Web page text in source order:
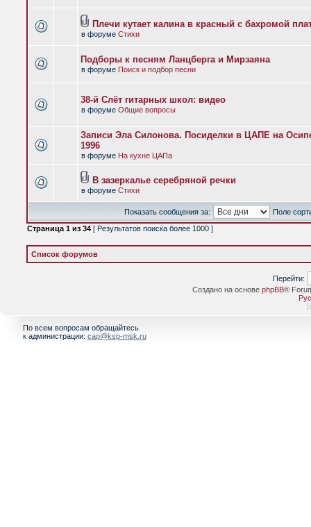
Плечи кутает калина в красный с бахромой
в форуме Стихи
Подборы к песням Ланцберга и Мирзаяна
в форуме Поиск и подбор песни
38-й Слёт гитарных школ: видео
в форуме Общие вопросы
Записи Эла Силонова. Посиделки в ЦАПЕ на
1996
в форуме На кухне ЦАПа
В зазеркалье серебряной речки
в форуме Стихи
Показать сообщения за:
Поле
Страница 1 из 34 [ Результатов поиска более 1000 ]
Список форумов
Перейти:
Создано на основе phpBB®
[
По всем вопросам обращайтесь
к администрации: cap@ksp-msk.ru